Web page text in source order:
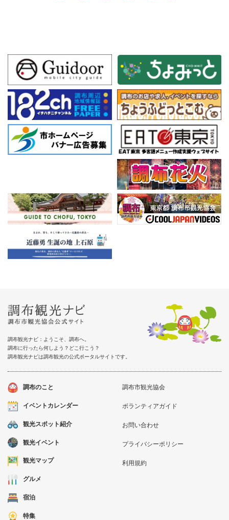
調布観光ナビ：ようこそ、調布へ。
調布に行ったら何しよう？どこ行こう？
調布観光ナビは調布観光の公式ポータルサイトです。
調布のこと
イベントカレンダー
観光スポット紹介
観光イベント
観光マップ
グルメ
宿泊
特集
調布市観光協会
ボランティアガイド
お問い合わせ
プライバシーポリシー
利用規約